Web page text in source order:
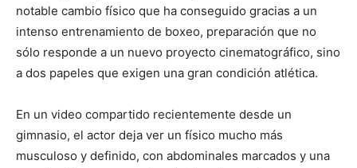
notable cambio físico que ha conseguido gracias a un
intenso entrenamiento de boxeo, preparación que no
sólo responde a un nuevo proyecto cinematográfico, sino
a dos papeles que exigen una gran condición atlética.
En un video compartido recientemente desde un
gimnasio, el actor deja ver un físico mucho más
musculoso y definido, con abdominales marcados y una